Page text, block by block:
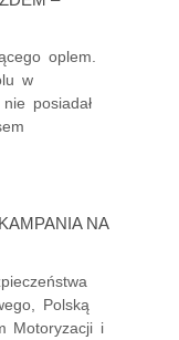
oplem.
w
posiadał
NA
Polską
Motoryzacji i